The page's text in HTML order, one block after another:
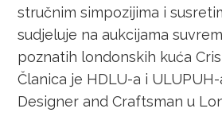
stručnim simpozijima i
sudjeluje na aukcijama
poznatih londonskih kuća
Članica je HDLU-a i
Designer and Craftsman u